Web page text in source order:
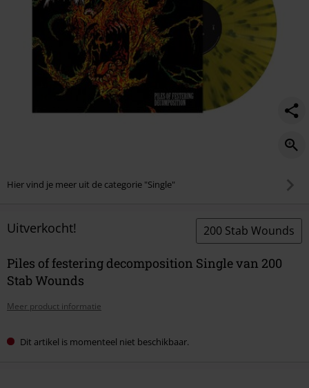
Hier vind je meer uit de categorie "Single"
Uitverkocht! 200 Stab Wounds
Piles of festering decomposition Single van 200
Stab Wounds
Meer product informatie
Dit artikel is momenteel niet beschikbaar.